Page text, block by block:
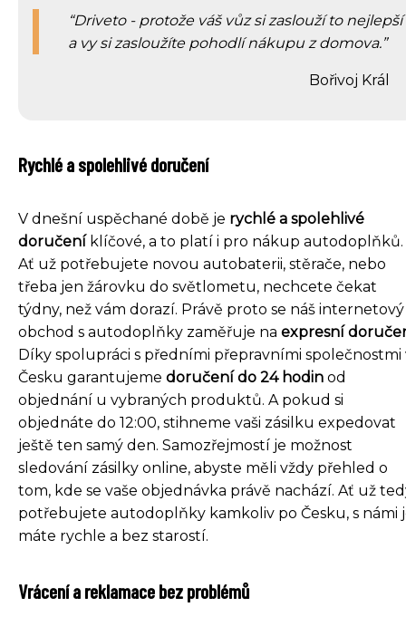
Driveto - protože váš vůz si zaslouží to nejlepší
a vy si zasloužíte pohodlí nákupu z domova.
Bořivoj Král
Rychlé a spolehlivé doručení
V dnešní uspěchané době je rychlé a spolehlivé
doručeníklíčové, a to platí i pro nákup autodoplňků.
Ať už potřebujete novou autobaterii, stěrače, nebo
třeba jen žárovku do světlometu, nechcete čekat
týdny, než vám dorazí. Právě proto se náš internetový
obchod s autodoplňky zaměřuje na expresní
Díky spolupráci s předními přepravními společnostmi
Česku garantujeme doručení do 24 hodin od
objednání u vybraných produktů. A pokud si
objednáte do 12:00, stihneme vaši zásilku expedovat
ještě ten samý den. Samozřejmostí je možnost
sledování zásilky online, abyste měli vždy přehled o
tom, kde se vaše objednávka právě nachází. Ať už
potřebujete autodoplňky kamkoliv po Česku, s námi
máte rychle a bez starostí.
Vrácení a reklamace bez problémů